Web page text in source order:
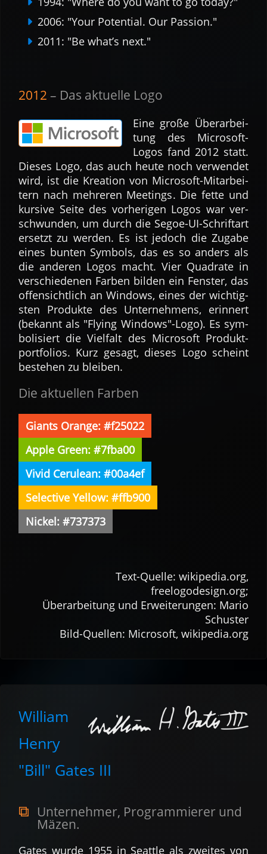
2006: "Your Potential. Our Passion."
2011: "Be what’s next."
2012 – Das aktuelle Logo
Eine große Über­ar­bei­
tung des Micro­soft-
Logos fand 2012 statt.
Dieses Logo, das auch heute noch ver­wen­det
wird, ist die Krea­tion von Micro­soft-Mit­arbei­
tern nach meh­reren Mee­tings. Die fette und
kur­sive Seite des vor­heri­gen Logos war ver­
schwun­den, um durch die Segoe-UI-Schrif­tart
er­setzt zu werden. Es ist jedoch die Zu­gabe
eines bun­ten Sym­bols, das es so anders als
die ande­ren Logos macht. Vier Qua­drate in
ver­schie­denen Far­ben bil­den ein Fen­ster, das
offen­sicht­lich an Windows, eines der wich­tig­
sten Pro­dukte des Unter­nehmens, erin­nert
(bekannt als "Flying Windows"-Logo). Es sym­
boli­siert die Viel­falt des Micro­soft Pro­dukt­
port­folios. Kurz gesagt, dieses Logo scheint
be­stehen zu blei­ben.
Die aktuellen Farben
Giants Orange: #f25022
Apple Green: #7fba00
Vivid Cerulean: #00a4ef
Selective Yellow: #ffb900
Nickel: #737373
Text-Quelle: wikipedia.org,
freelogodesign.org;
Über­arbei­tung und Er­wei­te­rungen: Mario
Schuster
Bild-Quellen: Micro­soft, wikipedia.org
William
Henry
"Bill" Gates III
Unter­nehmer, Program­mierer und
Mäzen.
Gates wurde 1955 in Seattle als zwei­tes von